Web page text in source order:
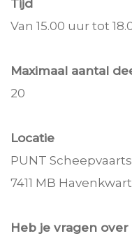
Tijd
Van 15.00 uur tot
Maximaal aantal
20
Locatie
PUNT
7411 MB
Heb je vragen